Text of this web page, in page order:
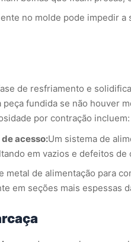
no molde pode impedir a
de resfriamento e
fundida se não houver
por contração incluem:
acesso:Um sistema de
em vazios e defeitos de
metal de alimentação para
em seções mais espessas